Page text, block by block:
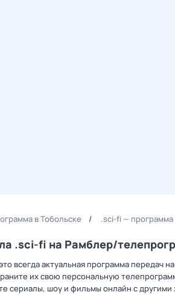
в Тобольске .sci-fi — программа
.sci-fi на Рамблер/
всегда актуальная программа передач
их свою персональную
сериалы, шоу и фильмы онлайн с